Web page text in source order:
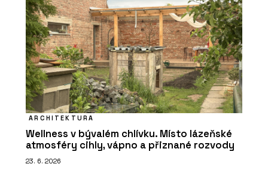
ARCHITEKTURA
Wellness v bývalém chlívku. Místo lázeňské
atmosféry cihly, vápno a přiznané rozvody
23. 6. 2026